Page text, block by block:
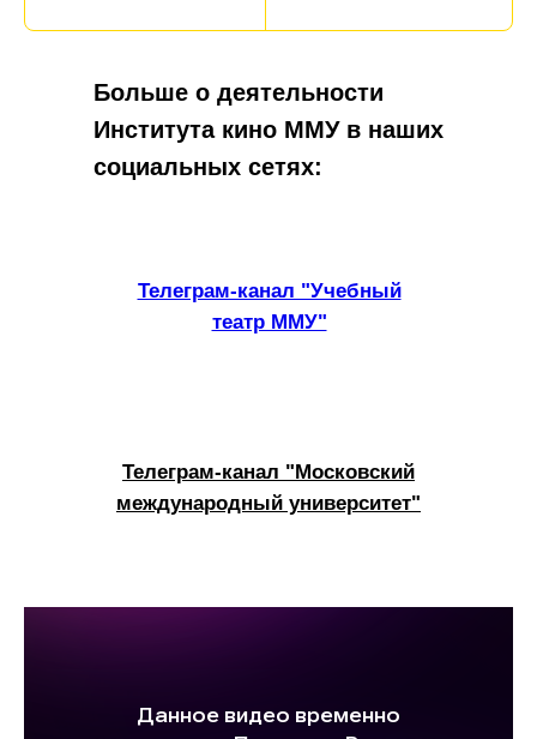
Больше о деятельности
Института кино ММУ в наших
социальных сетях:
Телеграм-канал "Учебный
театр ММУ"
Телеграм-канал "Московский
международный университет"